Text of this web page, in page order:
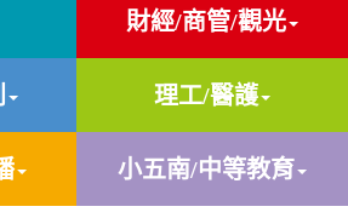
財經/商管/觀光
理工/醫護
小五南/中等教育